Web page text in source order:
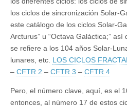
los ciclos de sincronización Solar-
este catálogo de los ciclos Solar-
Arcturus” u “Octava Galáctica;”
se refiere a los 104 años Solar-
lunares, etc. LOS CICLOS
– CFTR 2 – CFTR 3 – CFTR 4
Pero, el número clave, aquí, es el
entonces, al número 17 de estos